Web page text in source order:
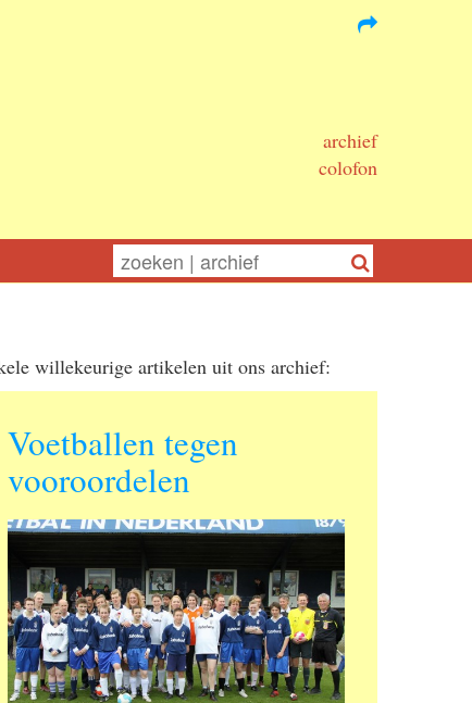
archief
colofon
willekeurige artikelen uit ons archief:
Voetballen tegen
vooroordelen